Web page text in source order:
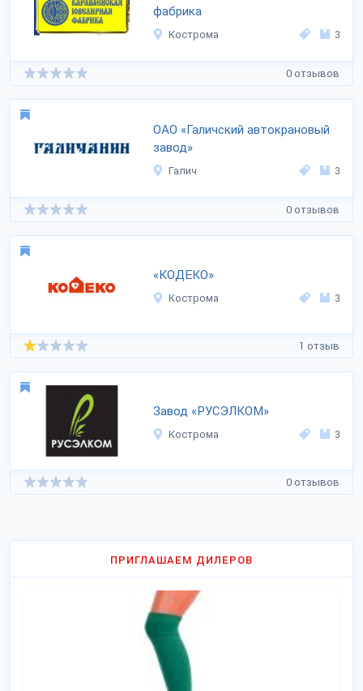
фабрика
Кострома 3
0 отзывов
ОАО «Галичский автокрановый
завод»
Галич 3
0 отзывов
«КОДЕКО»
Кострома 3
1 отзыв
Завод «РУСЭЛКОМ»
Кострома 3
0 отзывов
ПРИГЛАШАЕМ ДИЛЕРОВ